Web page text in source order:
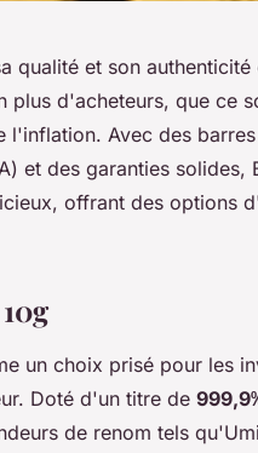
qualité et son
plus d'acheteurs, que ce
Avec des
et des garanties solides,
offrant des options
un choix prisé pour les
Doté d'un titre de
de renom tels